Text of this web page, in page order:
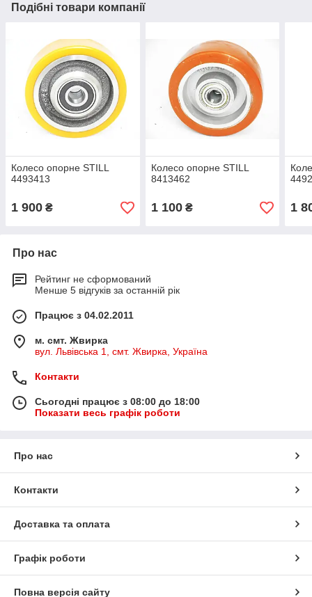
Подібні товари компанії
Колесо опорне STILL
4493413
1 900 ₴
Колесо опорне STILL
8413462
1 100₴ 1
Про нас
Рейтинг не сформований
Менше 5 відгуків за останній рік
Працює з 04.02.2011
м. смт. Жвирка
вул. Львівська 1, смт. Жвирка, Україна
Контакти
Сьогодні працює з 08:00 до 18:00
Показати весь графік роботи
Про нас
Контакти
Доставка та оплата
Графік роботи
Повна версія сайту